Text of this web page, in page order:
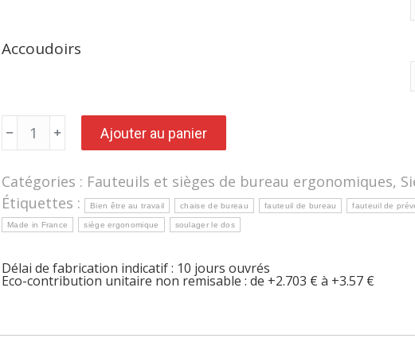
Accoudoirs
quantité
de
Siège
fauteuil
avec
dossier
galbé
XENIA
510
confortable
et
haut
nuque
Ajouter au panier
Catégories : Fauteuils et sièges de bureau ergonomiques,
Étiquettes :
Bien être au travail chaise de bureau fauteuil de bureau fauteuil de
Made in France siège ergonomique soulager le dos
Délai de fabrication indicatif : 10 jours ouvrés
Eco-contribution unitaire non remisable : de +2.703 € à +3.57 €